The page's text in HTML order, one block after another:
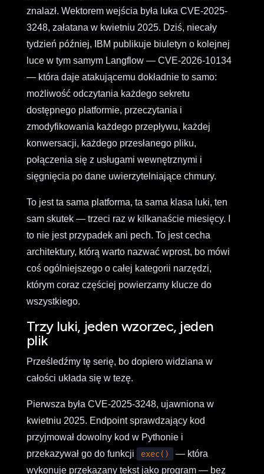
znalazł. Wektorem wejścia była luka CVE-2025-
3248, załatana w kwietniu 2025. Dziś, niecały
tydzień później, IBM publikuje biuletyn o kolejnej
luce w tym samym Langflow — CVE-2026-10134
— która daje atakującemu dokładnie to samo:
możliwość odczytania każdego sekretu
dostępnego platformie, przeczytania i
zmodyfikowania każdego przepływu, każdej
konwersacji, każdego przesłanego pliku,
połączenia się z usługami wewnętrznymi i
sięgnięcia po dane uwierzytelniające chmury.
To jest ta sama platforma, ta sama klasa luki, ten
sam skutek — trzeci raz w kilkanaście miesięcy. I
to nie jest przypadek ani pech. To jest cecha
architektury, którą warto nazwać wprost, bo mówi
coś ogólniejszego o całej kategorii narzędzi,
którym coraz częściej powierzamy klucze do
wszystkiego.
Trzy luki, jeden wzorzec, jeden
plik
Prześledźmy tę serię, bo dopiero widziana w
całości układa się w tezę.
Pierwsza była CVE-2025-3248, ujawniona w
kwietniu 2025. Endpoint sprawdzający kod
przyjmował dowolny kod w Pythonie i
przekazywał go do funkcji
exec()
— która
wykonuje przekazany tekst jako program — bez